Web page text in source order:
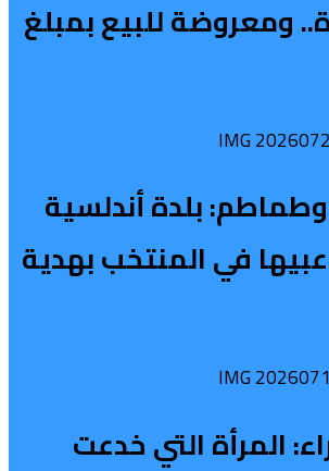
ومعروضة للبيع بمبلغ
بلدة أندلسية
في المنتخب بهدية
المرأة التي خدعت